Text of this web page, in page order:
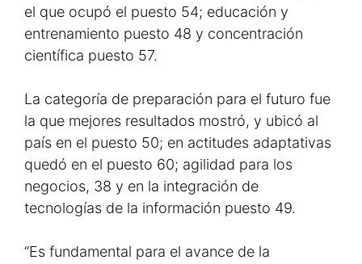
el que ocupó el puesto 54; educación y
entrenamiento puesto 48 y concentración
científica puesto 57.
La categoría de preparación para el futuro fue
la que mejores resultados mostró, y ubicó al
país en el puesto 50; en actitudes adaptativas
quedó en el puesto 60; agilidad para los
negocios, 38 y en la integración de
tecnologías de la información puesto 49.
“Es fundamental para el avance de la